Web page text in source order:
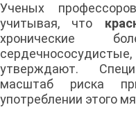
Ученых
учитывая, что
хронические
утверждают.
масштаб риска
употреблении этого